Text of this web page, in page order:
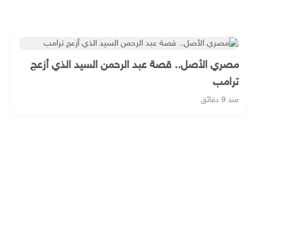
مصري الأصل.. قصة عبد الرحمن السيد الذي أزعج
ترامب
منذ 9 دقائق